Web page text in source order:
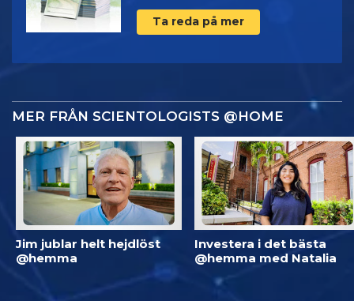
Ta reda på mer
MER FRÅN SCIENTOLOGISTS @HOME
Jim jublar helt hejdlöst
@hemma
Investera i det bästa
@hemma med Natalia